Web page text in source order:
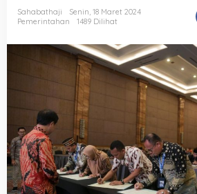
Sahabathaji
Senin, 18 Maret 2024
Pemerintahan
1489 Dilihat